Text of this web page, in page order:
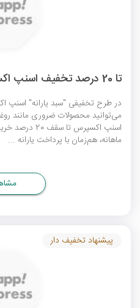
تا 20 درصد تخفیف اسنپ اکسپرس در طرح سبد یارانه
در طرح تخفیفی "سبد یارانه" اسنپ
می‌توانید محصولات ضروری مانند
اسنپ اکسپرس
تا سقف 20
ماهانه، هم‌زمان با پرداخت یارانه ...
پیشنهاد تخفیف دار